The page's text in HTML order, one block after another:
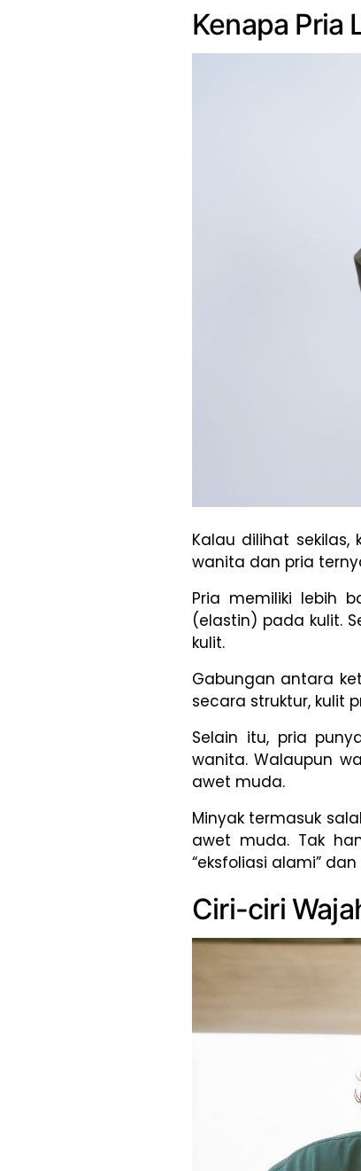
Kenapa Pria
Kalau dilihat
wanita dan pria
Pria memiliki lebih
(elastin) pada kulit.
kulit.
Gabungan antara
secara struktur, kulit
Selain itu, pria
wanita. Walaupun
awet muda.
Minyak termasuk
awet muda. Tak
“eksfoliasi alami”
Ciri-ciri